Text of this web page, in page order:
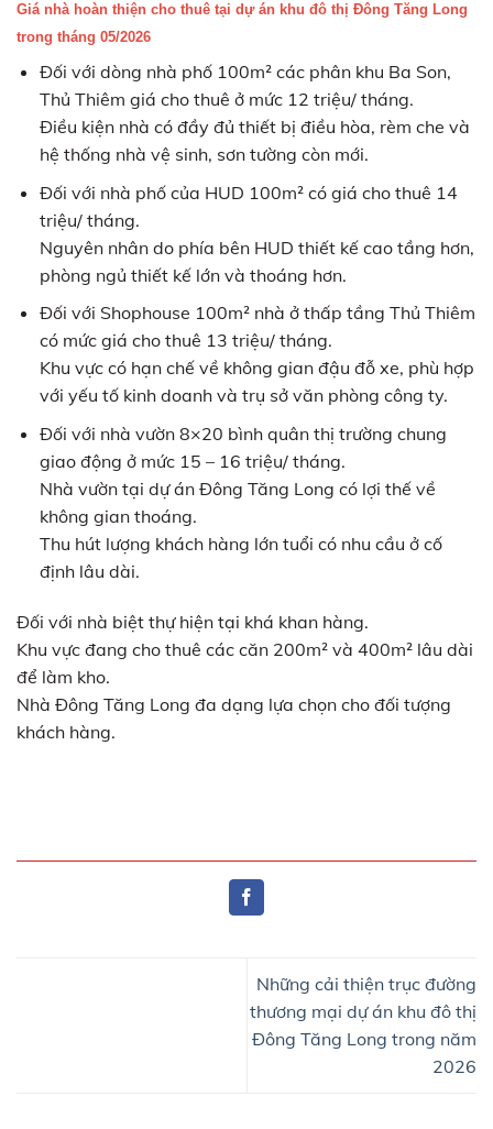
Giá nhà hoàn thiện cho thuê tại dự án khu đô thị Đông Tăng Long
trong tháng 05/2026
Đối với dòng nhà phố 100m² các phân khu Ba Son,
Thủ Thiêm giá cho thuê ở mức 12 triệu/ tháng.
Điều kiện nhà có đầy đủ thiết bị điều hòa, rèm che và
hệ thống nhà vệ sinh, sơn tường còn mới.
Đối với nhà phố của HUD 100m² có giá cho thuê 14
triệu/ tháng.
Nguyên nhân do phía bên HUD thiết kế cao tầng hơn,
phòng ngủ thiết kế lớn và thoáng hơn.
Đối với Shophouse 100m² nhà ở thấp tầng Thủ Thiêm
có mức giá cho thuê 13 triệu/ tháng.
Khu vực có hạn chế về không gian đậu đỗ xe, phù hợp
với yếu tố kinh doanh và trụ sở văn phòng công ty.
Đối với nhà vườn 8×20 bình quân thị trường chung
giao động ở mức 15 – 16 triệu/ tháng.
Nhà vườn tại dự án Đông Tăng Long có lợi thế về
không gian thoáng.
Thu hút lượng khách hàng lớn tuổi có nhu cầu ở cố
định lâu dài.
Đối với nhà biệt thự hiện tại khá khan hàng.
Khu vực đang cho thuê các căn 200m² và 400m² lâu dài
để làm kho.
Nhà Đông Tăng Long đa dạng lựa chọn cho đối tượng
khách hàng.
Những cải thiện trục đường
thương mại dự án khu đô thị
Đông Tăng Long trong năm
2026